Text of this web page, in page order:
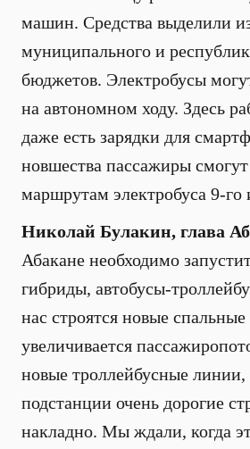
машин. Средства выделили
муниципального и
бюджетов. Электробусы
на автономном ходу. Здесь
даже есть зарядки для
новшества пассажиры
маршрутам электробуса 9-го
Николай Булакин, глава
Абакане необходимо
гибриды, автобусы-
нас строятся новые
увеличивается
новые троллейбусные линии,
подстанции очень дорогие
накладно. Мы ждали, когда